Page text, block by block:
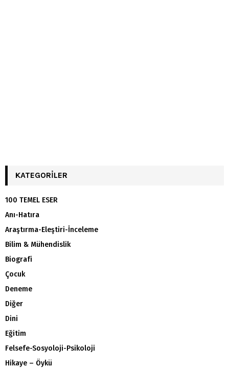
KATEGORILER
100 TEMEL ESER
Anı-Hatıra
Araştırma-Eleştiri-İnceleme
Bilim & Mühendislik
Biografi
Çocuk
Deneme
Diğer
Dini
Eğitim
Felsefe-Sosyoloji-Psikoloji
Hikaye – Öykü